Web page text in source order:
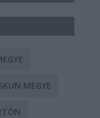
MEGYE